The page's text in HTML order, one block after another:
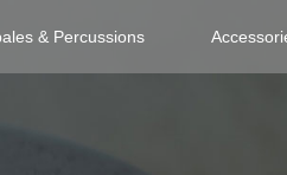
& Percussions